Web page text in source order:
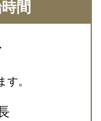
間
す。